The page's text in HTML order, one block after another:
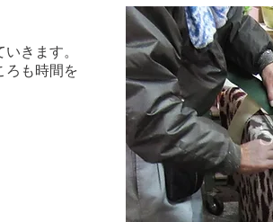
きます。
ろも時間を